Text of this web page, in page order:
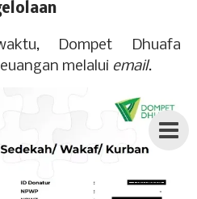
Dompet Dhuafa
melalui email.